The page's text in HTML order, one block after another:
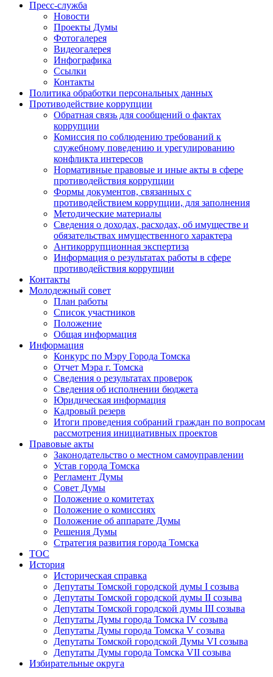
Пресс-служба
Новости
Проекты Думы
Фотогалерея
Видеогалерея
Инфографика
Ссылки
Контакты
Политика обработки персональных данных
Прoтивoдeйствие кoрpупции
Обратная связь для сообщений о фактах
коррупции
Комиссия по соблюдению требований к
служебному поведению и урегулированию
конфликта интересов
Нормативные правовые и иные акты в сфере
противодействия коррупции
Формы документов, связанных с
противодействием коррупции, для заполнения
Методические материалы
Сведения о доходах, расходах, об имуществе и
обязательствах имущественного характера
Антикоррупционная экспертиза
Информация о результатах работы в сфере
противодействия коррупции
Контакты
Молодежный совет
План работы
Список участников
Положение
Общая информация
Информация
Конкурс по Мэру Города Томска
Отчет Мэра г. Томска
Сведения о результатах проверок
Сведения об исполнении бюджета
Юридическая информация
Кадровый резерв
Итоги проведения собраний граждан по вопросам
рассмотрения инициативных проектов
Правовые акты
Законодательство о местном самоуправлении
Устав города Томска
Регламент Думы
Совет Думы
Положение о комитетах
Положение о комиссиях
Положение об аппарате Думы
Решения Думы
Стратегия развития города Томска
ТОС
История
Историческая справка
Депутаты Томской городской думы I созыва
Депутаты Томской городской думы II созыва
Депутаты Томской городской думы III созыва
Депутаты Думы города Томска IV созыва
Депутаты Думы города Томска V созыва
Депутаты Томской городской Думы VI созыва
Депутаты Думы города Томска VII созыва
Избирательные округа